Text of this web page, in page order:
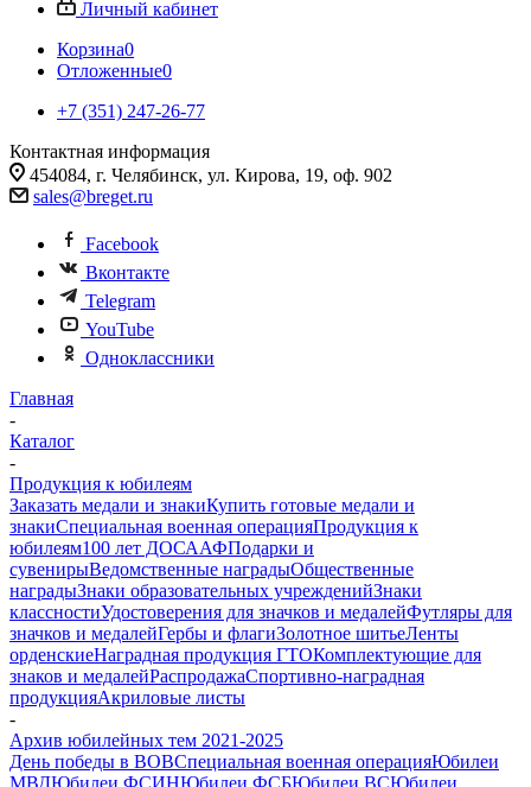
Личный кабинет
Корзина0
Отложенные0
+7 (351) 247-26-77
Контактная информация
454084, г. Челябинск, ул. Кирова, 19, оф. 902
sales@breget.ru
Facebook
Вконтакте
Telegram
YouTube
Одноклассники
Главная
-
Каталог
-
Продукция к юбилеям
Заказать медали и знакиКупить готовые медали и
знакиСпециальная военная операцияПродукция к
юбилеям100 лет ДОСААФПодарки и
сувенирыВедомственные наградыОбщественные
наградыЗнаки образовательных учрежденийЗнаки
классностиУдостоверения для значков и медалейФутляры для
значков и медалейГербы и флагиЗолотное шитьеЛенты
орденскиеНаградная продукция ГТОКомплектующие для
знаков и медалейРаспродажаСпортивно-наградная
продукцияАкриловые листы
-
Архив юбилейных тем 2021-2025
День победы в ВОВСпециальная военная операцияЮбилеи
МВДЮбилеи ФСИНЮбилеи ФСБЮбилеи ВСЮбилеи